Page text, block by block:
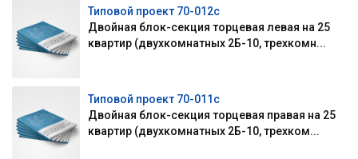
Типовой проект 70-012с
Двойная блок-секция торцевая левая на 25
квартир (двухкомнатных 2Б-10, трехкомн...
Типовой проект 70-011с
Двойная блок-секция торцевая правая на 25
квартир (двухкомнатных 2Б-10, трехком...